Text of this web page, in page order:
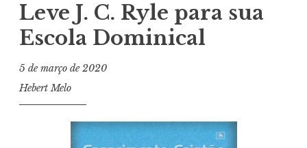
Leve J. C. Ryle para sua
Escola Dominical
5 de março de 2020
Hebert Melo